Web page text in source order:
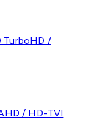
TurboHD /
/ HD-TVI